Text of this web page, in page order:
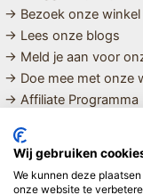
→ Bezoek onze winkel
→ Lees onze blogs
→ Meld je aan voor
→ Doe mee met onze
→ Affiliate Programma
MET LIEFDE
BIOLOGISCHE EN
GEZIN
Wij gebruiken
We kunnen deze
onze website te